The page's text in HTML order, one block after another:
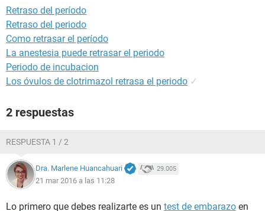
Retraso del período
Retraso del periodo
Como retrasar el período
La anestesia puede retrasar el periodo
Periodo de incubacion
Los óvulos de clotrimazol retrasa el periodo ✓
2 respuestas
RESPUESTA 1 / 2
Dra. Marlene Huancahuari 29.005
21 mar 2016 a las 11:28
Lo primero que debes realizarte es un test de embarazo en